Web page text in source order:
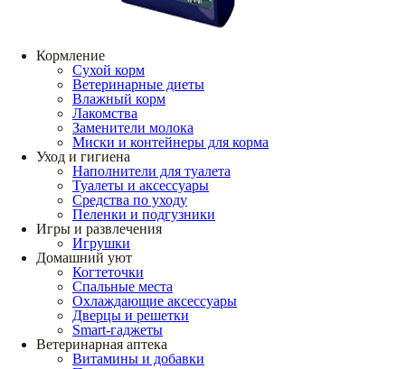
Кормление
Сухой корм
Ветеринарные диеты
Влажный корм
Лакомства
Заменители молока
Миски и контейнеры для корма
Уход и гигиена
Наполнители для туалета
Туалеты и аксессуары
Средства по уходу
Пеленки и подгузники
Игры и развлечения
Игрушки
Домашний уют
Когтеточки
Спальные места
Охлаждающие аксессуары
Дверцы и решетки
Smart-гаджеты
Ветеринарная аптека
Витамины и добавки